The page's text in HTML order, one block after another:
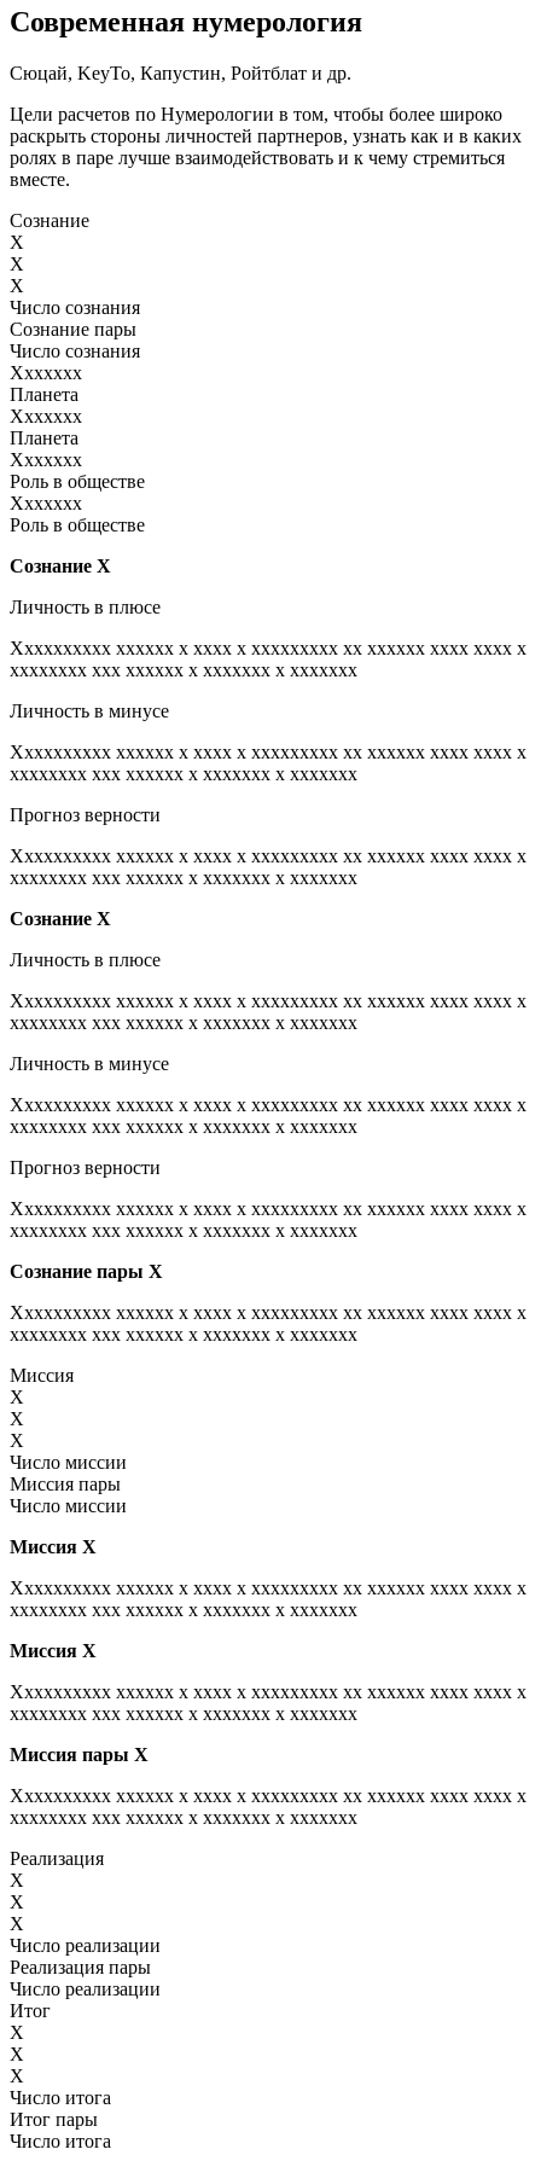
Современная нумерология
Сюцай, KeyTo, Капустин, Ройтблат и др.
Цели расчетов по Нумерологии в том, чтобы более широко
раскрыть стороны личностей партнеров, узнать как и в каких
ролях в паре лучше взаимодействовать и к чему стремиться
вместе.
Сознание
X
X
X
Число сознания
Сознание пары
Число сознания
Ххххххх
Планета
Ххххххх
Планета
Ххххххх
Роль в обществе
Ххххххх
Роль в обществе
Сознание Х
Личность в плюсе
Xxxxxxxxxx xxxxxx x xxxx x xxxxxxxxx xx xxxxxx xxxx xxxx x
xxxxxxxx xxx xxxxxx x xxxxxxx x xxxxxxx
Личность в минусе
Xxxxxxxxxx xxxxxx x xxxx x xxxxxxxxx xx xxxxxx xxxx xxxx x
xxxxxxxx xxx xxxxxx x xxxxxxx x xxxxxxx
Прогноз верности
Xxxxxxxxxx xxxxxx x xxxx x xxxxxxxxx xx xxxxxx xxxx xxxx x
xxxxxxxx xxx xxxxxx x xxxxxxx x xxxxxxx
Сознание Х
Личность в плюсе
Xxxxxxxxxx xxxxxx x xxxx x xxxxxxxxx xx xxxxxx xxxx xxxx x
xxxxxxxx xxx xxxxxx x xxxxxxx x xxxxxxx
Личность в минусе
Xxxxxxxxxx xxxxxx x xxxx x xxxxxxxxx xx xxxxxx xxxx xxxx x
xxxxxxxx xxx xxxxxx x xxxxxxx x xxxxxxx
Прогноз верности
Xxxxxxxxxx xxxxxx x xxxx x xxxxxxxxx xx xxxxxx xxxx xxxx x
xxxxxxxx xxx xxxxxx x xxxxxxx x xxxxxxx
Сознание пары Х
Xxxxxxxxxx xxxxxx x xxxx x xxxxxxxxx xx xxxxxx xxxx xxxx x
xxxxxxxx xxx xxxxxx x xxxxxxx x xxxxxxx
Миссия
X
X
X
Число миссии
Миссия пары
Число миссии
Миссия Х
Xxxxxxxxxx xxxxxx x xxxx x xxxxxxxxx xx xxxxxx xxxx xxxx x
xxxxxxxx xxx xxxxxx x xxxxxxx x xxxxxxx
Миссия Х
Xxxxxxxxxx xxxxxx x xxxx x xxxxxxxxx xx xxxxxx xxxx xxxx x
xxxxxxxx xxx xxxxxx x xxxxxxx x xxxxxxx
Миссия пары Х
Xxxxxxxxxx xxxxxx x xxxx x xxxxxxxxx xx xxxxxx xxxx xxxx x
xxxxxxxx xxx xxxxxx x xxxxxxx x xxxxxxx
Реализация
X
X
X
Число реализации
Реализация пары
Число реализации
Итог
X
X
X
Число итога
Итог пары
Число итога